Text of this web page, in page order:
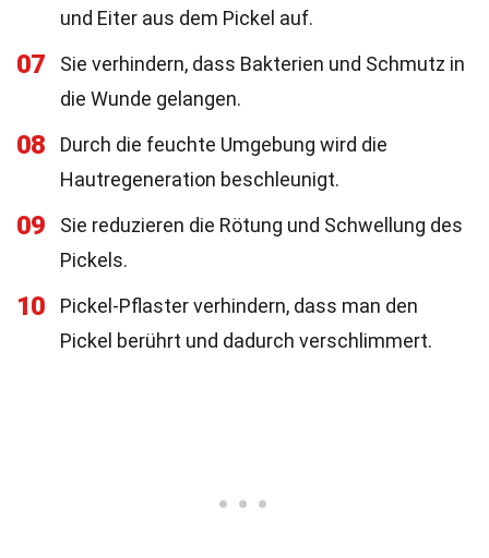
und Eiter aus dem Pickel auf.
07
Sie verhindern, dass Bakterien und Schmutz in
die Wunde gelangen.
08
Durch die feuchte Umgebung wird die
Hautregeneration beschleunigt.
09
Sie reduzieren die Rötung und Schwellung des
Pickels.
10
Pickel-Pflaster verhindern, dass man den
Pickel berührt und dadurch verschlimmert.